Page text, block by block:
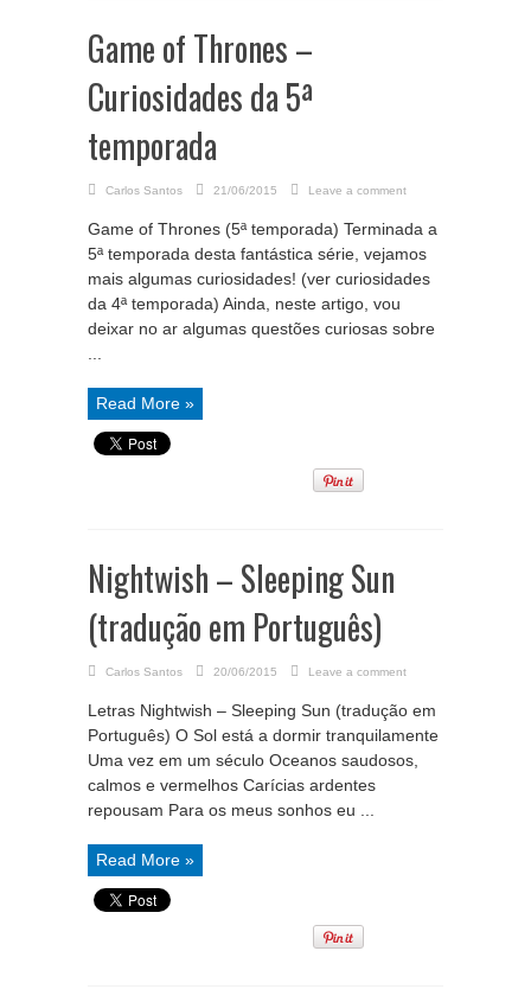
Game of Thrones –
Curiosidades da 5ª
temporada
Carlos Santos 21/06/2015 Leave a comment
Game of Thrones (5ª temporada) Terminada a
5ª temporada desta fantástica série, vejamos
mais algumas curiosidades! (ver curiosidades
da 4ª temporada) Ainda, neste artigo, vou
deixar no ar algumas questões curiosas sobre
Read More »
Nightwish – Sleeping Sun
(tradução em Português)
Carlos Santos 20/06/2015 Leave a comment
Letras Nightwish – Sleeping Sun (tradução em
Português) O Sol está a dormir tranquilamente
Uma vez em um século Oceanos saudosos,
calmos e vermelhos Carícias ardentes
repousam Para os meus sonhos eu ...
Read More »